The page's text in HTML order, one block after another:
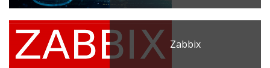
Zabbix